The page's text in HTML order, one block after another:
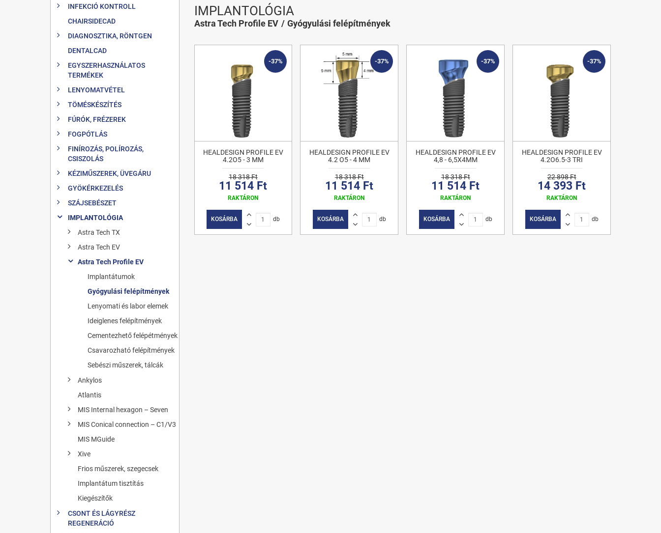
INFEKCIÓ KONTROLL
CHAIRSIDECAD
DIAGNOSZTIKA, RÖNTGEN
DENTALCAD
EGYSZERHASZNÁLATOS
TERMÉKEK
LENYOMATVÉTEL
TÖMÉSKÉSZÍTÉS
FÚRÓK, FRÉZEREK
FOGPÓTLÁS
FINÍROZÁS, POLÍROZÁS,
CSISZOLÁS
KÉZIMŰSZEREK, ÜVEGÁRU
GYÖKÉRKEZELÉS
SZÁJSEBÉSZET
IMPLANTOLÓGIA
Astra Tech TX
Astra Tech EV
Astra Tech Profile EV
Implantátumok
Gyógyulási felépítmények
Lenyomati és labor elemek
Ideiglenes felépítmények
Cementezhető felépétmények
Csavarozható felépítmények
Sebészi műszerek, tálcák
Ankylos
Atlantis
MIS Internal hexagon – Seven
MIS Conical connection – C1/V3
MIS MGuide
Xive
Frios műszerek, szegecsek
Implantátum tisztítás
Kiegészítők
CSONT ÉS LÁGYRÉSZ
REGENERÁCIÓ
IMPLANTOLÓGIA
Astra Tech Profile EV Gyógyulási felépítmények
-37%
HEALDESIGN PROFILE EV
4.2O5 - 3 MM
18 318 Ft
11 514 Ft
RAKTÁRON
KOSÁRBA db
-37%
HEALDESIGN PROFILE EV
4.2 O5 - 4 MM
18 318 Ft
11 514 Ft
RAKTÁRON
KOSÁRBA db
-37%
HEALDESIGN PROFILE EV
4,8 - 6,5X4MM
18 318 Ft
11 514 Ft
RAKTÁRON
KOSÁRBA db
-37%
HEALDESIGN PROFILE EV
4.2O6.5-3 TRI
22 898 Ft
14 393 Ft
RAKTÁRON
KOSÁRBA db